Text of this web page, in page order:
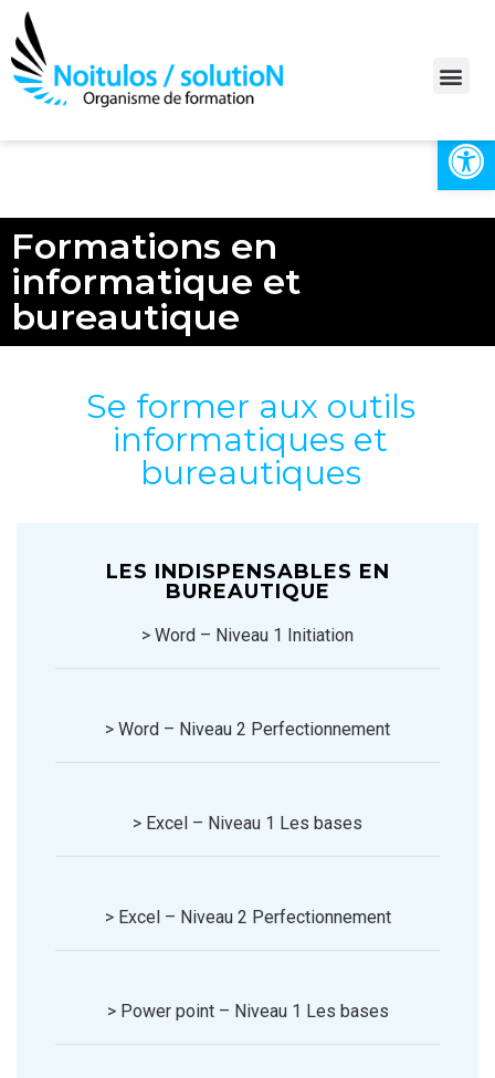
Ouvrir
Formations en
informatique et
bureautique
Se former aux outils
informatiques et
bureautiques
LES INDISPENSABLES EN
BUREAUTIQUE
> Word – Niveau 1 Initiation
> Word – Niveau 2 Perfectionnement
> Excel – Niveau 1 Les bases
> Excel – Niveau 2 Perfectionnement
> Power point – Niveau 1 Les bases